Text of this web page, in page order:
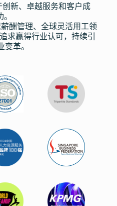
新、卓越服务和客户成
。
酬管理、全球灵活用工领
求赢得行业认可，持续引
变革。